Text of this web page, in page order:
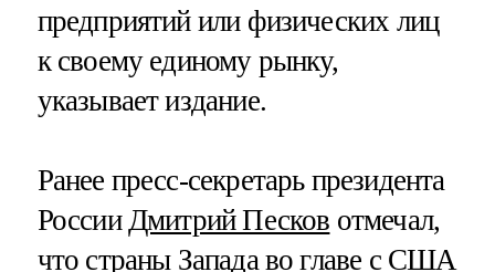
предприятий или физических лиц
к своему единому рынку,
указывает издание.
Ранее пресс-секретарь президента
России Дмитрий Песков отмечал,
что страны Запада во главе с США